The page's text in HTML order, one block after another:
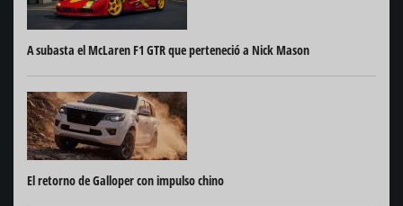
A subasta el McLaren F1 GTR que perteneció a Nick Mason
El retorno de Galloper con impulso chino